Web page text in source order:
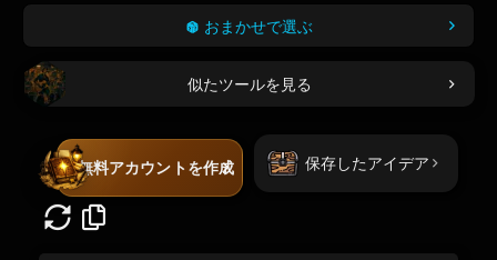
おまかせで選ぶ
似たツールを見る
無料アカウントを作成 保存したアイデア